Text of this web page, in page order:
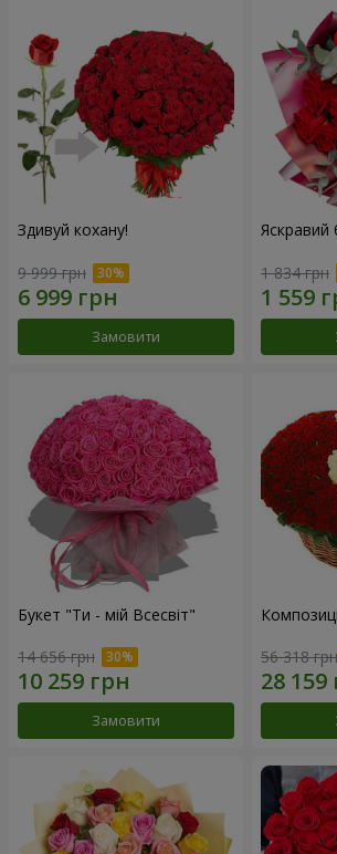
Здивуй кохану!
9 999 грн
Замовити
Яскравий
1 834 грн
Букет "Ти - мій Всесвіт"
14 656 грн
Замовити
56 318 грн